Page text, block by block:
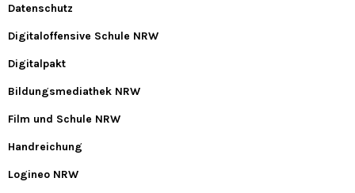
Datenschutz
Digitaloffensive Schule NRW
Digitalpakt
Bildungsmediathek NRW
Film und Schule NRW
Handreichung
Logineo NRW